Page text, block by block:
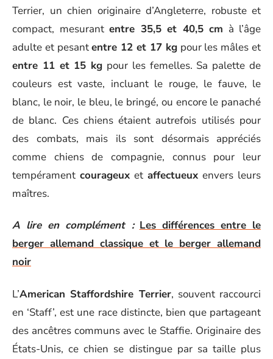
Terrier, un chien originaire d’Angleterre, robuste et
compact, mesurant entre 35,5 et 40,5 cm à l’âge
adulte et pesantentre 12 et 17 kgpour les mâles et
entre 11 et 15 kg pour les femelles. Sa palette de
couleurs est vaste, incluant le rouge, le fauve, le
blanc, le noir, le bleu, le bringé, ou encore le panaché
de blanc. Ces chiens étaient autrefois utilisés pour
des combats, mais ils sont désormais appréciés
comme chiens de compagnie, connus pour leur
tempérament courageux et affectueux envers leurs
maîtres.
A lire en complément : Les différences entre le
berger allemand classique et le berger allemand
noir
L’American Staffordshire Terrier, souvent raccourci
en ‘Staff’, est une race distincte, bien que partageant
des ancêtres communs avec le Staffie. Originaire des
États-Unis, ce chien se distingue par sa taille plus